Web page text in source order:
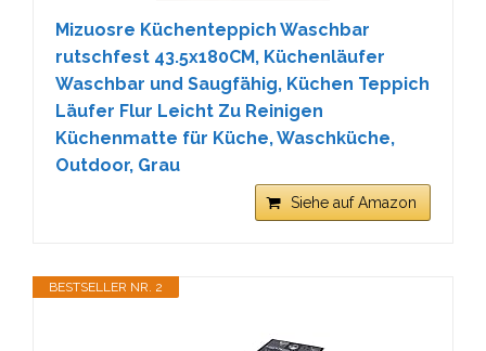
Mizuosre Küchenteppich Waschbar
rutschfest 43.5x180CM, Küchenläufer
Waschbar und Saugfähig, Küchen Teppich
Läufer Flur Leicht Zu Reinigen
Küchenmatte für Küche, Waschküche,
Outdoor, Grau
Siehe auf Amazon
BESTSELLER NR. 2